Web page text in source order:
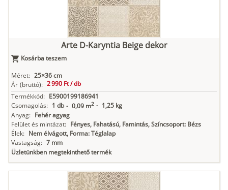
Arte D-Karyntia Beige dekor
Kosárba teszem
Méret: 25×36 cm
Ár (bruttó): 2 990 Ft /db
Termékkód: E5900199186941
Csomagolás: 1 db - 0,09 m2 - 1,25 kg
Anyag: Fehér agyag
Felület és mintázat: Fényes, Fahatású, Famintás, Színcsoport: Bézs
Élek: Nem élvágott, Forma: Téglalap
Vastagság: 7 mm
Üzletünkben megtekinthető termék